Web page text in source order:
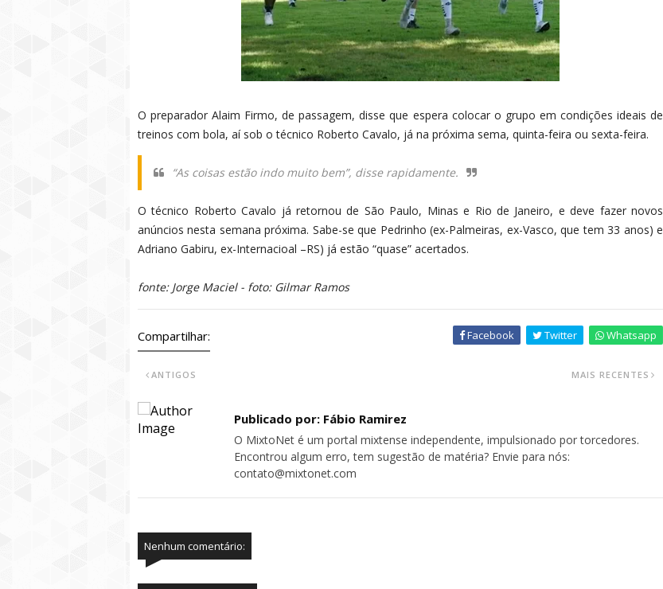
O preparador Alaim Firmo, de passagem, disse que espera colocar o grupo em condições ideais de
treinos com bola, aí sob o técnico Roberto Cavalo, já na próxima sema, quinta-feira ou sexta-feira.
“As coisas estão indo muito bem”, disse rapidamente.
O técnico Roberto Cavalo já retornou de São Paulo, Minas e Rio de Janeiro, e deve fazer novos
anúncios nesta semana próxima. Sabe-se que Pedrinho (ex-Palmeiras, ex-Vasco, que tem 33 anos) e
Adriano Gabiru, ex-Internacioal –RS) já estão “quase” acertados.
fonte: Jorge Maciel - foto: Gilmar Ramos
Compartilhar: Facebook Twitter Whatsapp
MAIS RECENTES
ANTIGOS
Publicado por: Fábio Ramirez
O MixtoNet é um portal mixtense independente, impulsionado por torcedores.
Encontrou algum erro, tem sugestão de matéria? Envie para nós:
contato@mixtonet.com
Nenhum comentário: